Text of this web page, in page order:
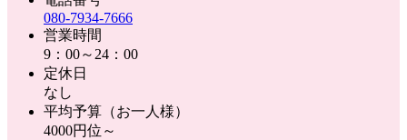
080-7934-7666
営業時間
9：00～24：00
定休日
なし
平均予算（お一人様）
4000円位～